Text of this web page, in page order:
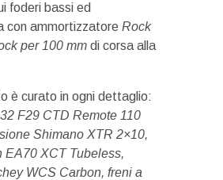
foderi bassi ed
con ammortizzatore Rock
per 100 mm di corsa alla
è curato in ogni dettaglio:
F29 CTD Remote 110
Shimano XTR 2×10,
EA70 XCT Tubeless,
WCS Carbon, freni a